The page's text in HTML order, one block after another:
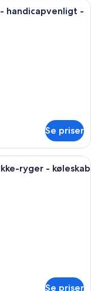
med to senge, et
handicapvenligt -
Se priser
med en stor seng,
ryger - køleskab
Se priser